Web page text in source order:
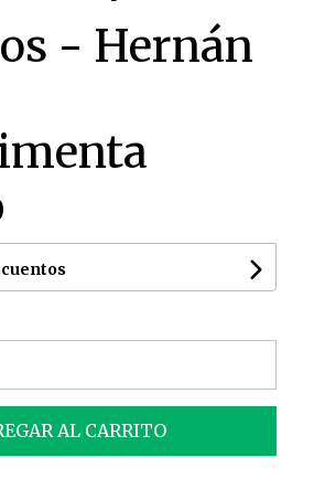
- Hernán
AL CARRITO